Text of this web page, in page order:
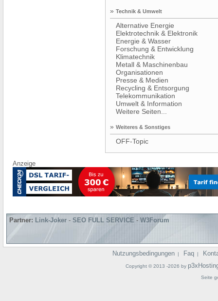
» Technik & Umwelt
Alternative Energie
Elektrotechnik & Elektronik
Energie & Wasser
Forschung & Entwicklung
Klimatechnik
Metall & Maschinenbau
Organisationen
Presse & Medien
Recycling & Entsorgung
Telekommunikation
Umwelt & Information
Weitere Seiten...
» Weiteres & Sonstiges
OFF-Topic
Anzeige
Partner: Link-Joker - SEO FULL SERVICE - W3Forum
Nutzungsbedingungen | Faq |
Copyright © 2013 -2026 by
Seite